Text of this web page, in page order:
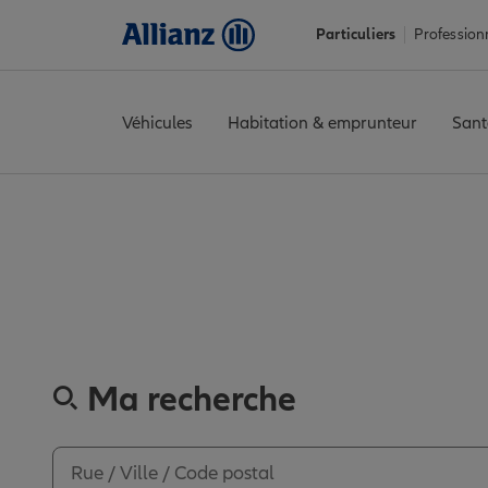
Particuliers
Véhicules Habitation & emprunteur
Ma recherche